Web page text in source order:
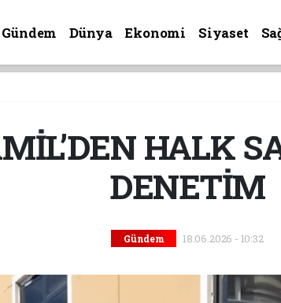
Gündem Dünya Ekonomi Siyaset
HALK
DENETİM
Gündem 18.06.2026 - 10:32